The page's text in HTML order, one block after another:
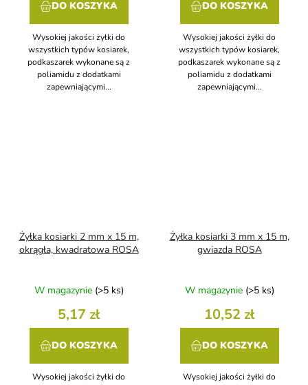
DO KOSZYKA
Wysokiej jakości żyłki do
wszystkich typów kosiarek,
podkaszarek wykonane są z
poliamidu z dodatkami
zapewniającymi...
DO KOSZYKA
Wysokiej jakości żyłki do
wszystkich typów kosiarek,
podkaszarek wykonane są z
poliamidu z dodatkami
zapewniającymi...
Żyłka kosiarki 2 mm x 15 m,
okrągła, kwadratowa ROSA
W magazynie (>5 ks)
5,17 zł
DO KOSZYKA
Wysokiej jakości żyłki do
Żyłka kosiarki 3 mm x 15 m,
gwiazda ROSA
W magazynie (>5 ks)
10,52 zł
DO KOSZYKA
Wysokiej jakości żyłki do